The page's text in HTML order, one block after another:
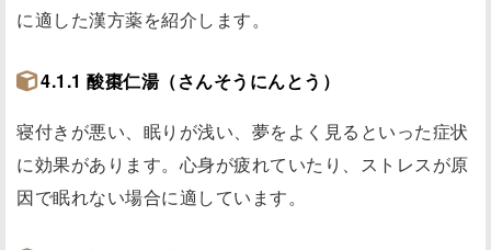
に適した漢方薬を紹介します。
4.1.1 酸棗仁湯（さんそうにんとう）
寝付きが悪い、眠りが浅い、夢をよく見るといった症状
に効果があります。心身が疲れていたり、ストレスが原
因で眠れない場合に適しています。